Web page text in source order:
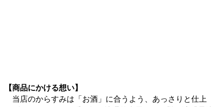
【商品にかける想い】
当店のからすみは「お酒」に合うよう、あっさりと仕上